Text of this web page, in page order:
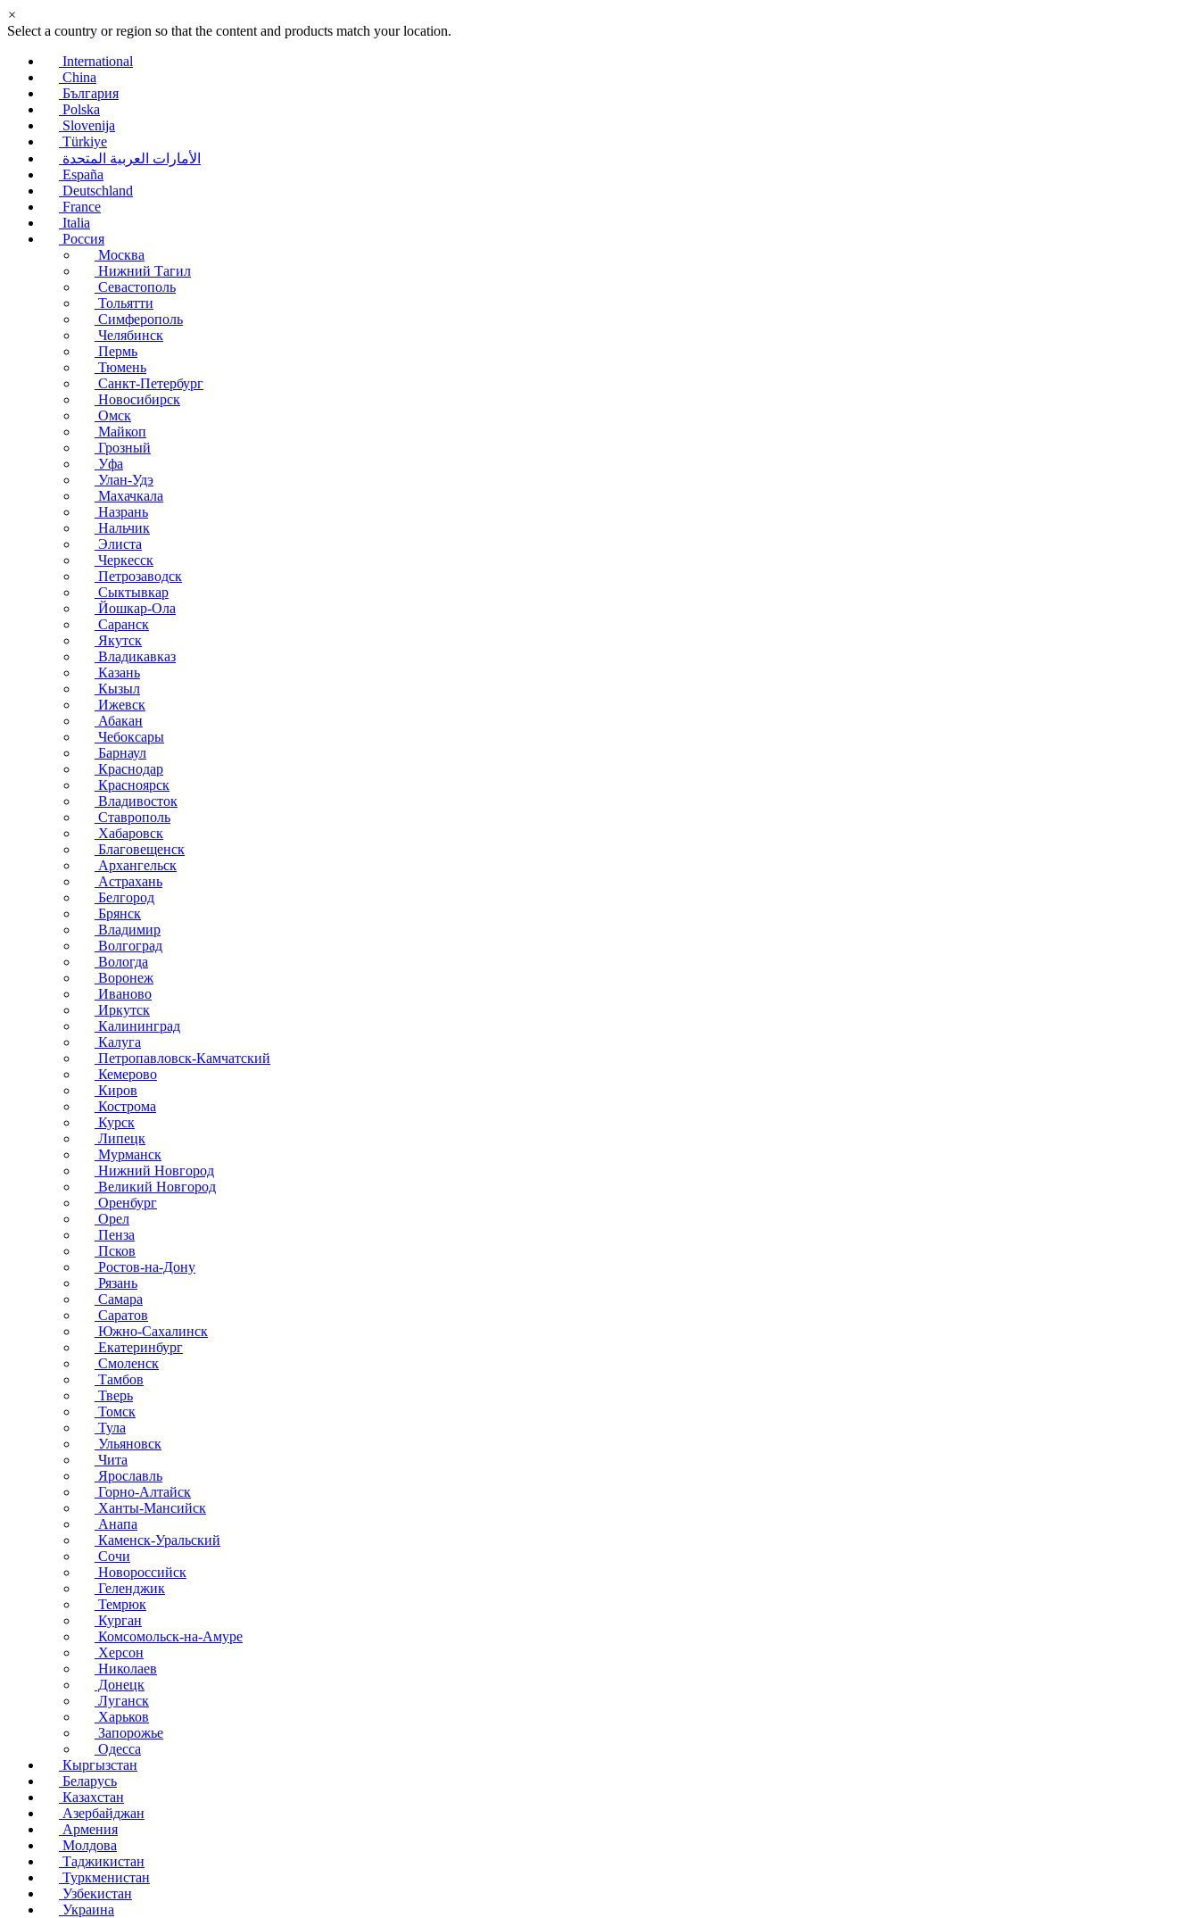
×
Select a country or region so that the content and products match your location.
International
China
България
Polska
Slovenija
Türkiye
الأمارات العربية المتحدة
España
Deutschland
France
Italia
Россия
Москва
Нижний Тагил
Севастополь
Тольятти
Симферополь
Челябинск
Пермь
Тюмень
Санкт-Петербург
Новосибирск
Омск
Майкоп
Грозный
Уфа
Улан-Удэ
Махачкала
Назрань
Нальчик
Элиста
Черкесск
Петрозаводск
Сыктывкар
Йошкар-Ола
Саранск
Якутск
Владикавказ
Казань
Кызыл
Ижевск
Абакан
Чебоксары
Барнаул
Краснодар
Красноярск
Владивосток
Ставрополь
Хабаровск
Благовещенск
Архангельск
Астрахань
Белгород
Брянск
Владимир
Волгоград
Вологда
Воронеж
Иваново
Иркутск
Калининград
Калуга
Петропавловск-Камчатский
Кемерово
Киров
Кострома
Курск
Липецк
Мурманск
Нижний Новгород
Великий Новгород
Оренбург
Орел
Пенза
Псков
Ростов-на-Дону
Рязань
Самара
Саратов
Южно-Сахалинск
Екатеринбург
Смоленск
Тамбов
Тверь
Томск
Тула
Ульяновск
Чита
Ярославль
Горно-Алтайск
Ханты-Мансийск
Анапа
Каменск-Уральский
Сочи
Новороссийск
Геленджик
Темрюк
Курган
Комсомольск-на-Амуре
Херсон
Николаев
Донецк
Луганск
Харьков
Запорожье
Одесса
Кыргызстан
Беларусь
Казахстан
Азербайджан
Армения
Молдова
Таджикистан
Туркменистан
Узбекистан
Украина